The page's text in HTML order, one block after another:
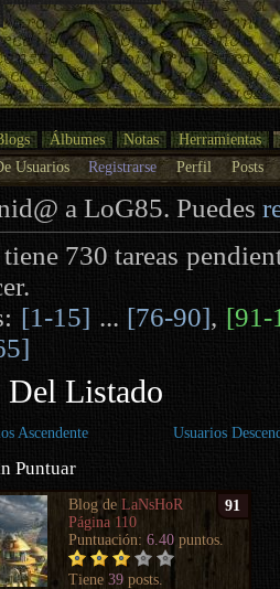
Álbumes Notas
Herramientas
Usuarios
Registrarse Perfil Posts
a LoG85. Puedes
tiene 730 tareas
[1-15] ... [76-90], [91-
Del Listado
Ascendente Usuarios
Puntuar
91
Blog deLaNsHoR
Página 110
Puntuación:6.40 puntos.
Tiene39 posts.